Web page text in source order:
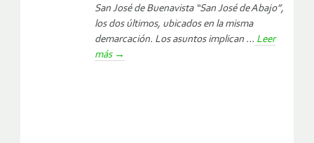
San José de Buenavista “San José de Abajo”,
los dos últimos, ubicados en la misma
demarcación. Los asuntos implican ... Leer
más →